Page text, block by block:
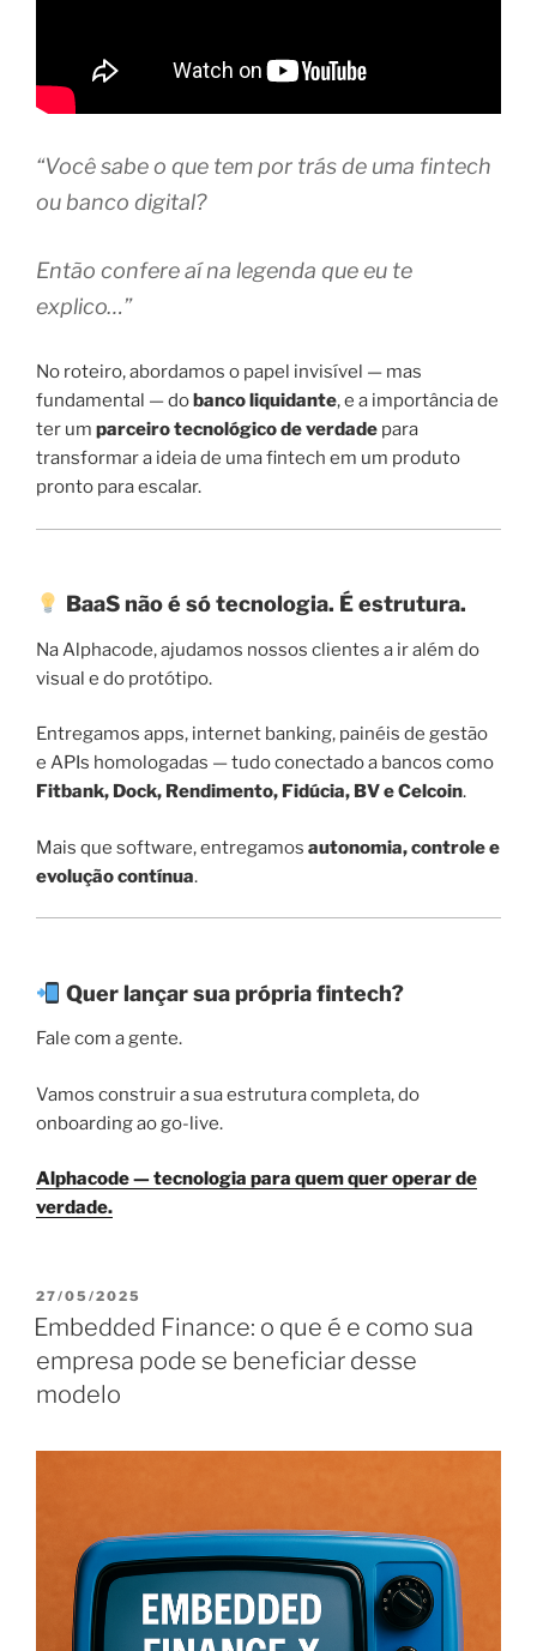
“Você sabe o que tem por trás de uma fintech
ou banco digital?
Então confere aí na legenda que eu te
explico…”
No roteiro, abordamos o papel invisível — mas
fundamental — do banco liquidante, e a importância de
ter um parceiro tecnológico de verdade para
transformar a ideia de uma fintech em um produto
pronto para escalar.
BaaS não é só tecnologia. É estrutura.
Na Alphacode, ajudamos nossos clientes a ir além do
visual e do protótipo.
Entregamos apps, internet banking, painéis de gestão
e APIs homologadas — tudo conectado a bancos como
Fitbank, Dock, Rendimento, Fidúcia, BV e Celcoin.
Mais que software, entregamos autonomia, controle e
evolução contínua.
Quer lançar sua própria fintech?
Fale com a gente.
Vamos construir a sua estrutura completa, do
onboarding ao go-live.
Alphacode — tecnologia para quem quer operar de
verdade.
PUBLICADO
EM
27/05/2025
Embedded Finance: o que é e como sua
empresa pode se beneficiar desse
modelo